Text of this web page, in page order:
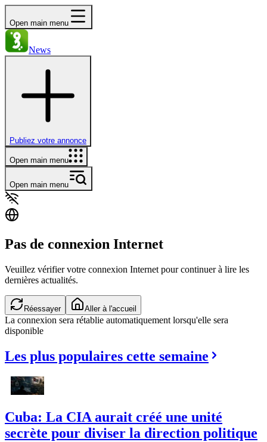
Open main menu
News
Publiez votre annonce
Open main menu
Open main menu
Pas de connexion Internet
Veuillez vérifier votre connexion Internet pour continuer à lire les
dernières actualités.
Réessayer Aller à l'accueil
La connexion sera rétablie automatiquement lorsqu'elle sera
disponible
Les plus populaires cette semaine
Cuba: La CIA aurait créé une unité
secrète pour diviser la direction politique